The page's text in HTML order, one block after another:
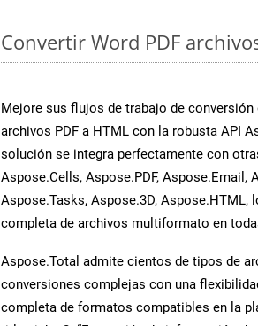
Convertir Word PDF
Mejore sus flujos de trabajo de
archivos PDF a HTML con la robusta API
solución se integra perfectamente con
Aspose.Cells, Aspose.PDF, Aspose.Email,
Aspose.Tasks, Aspose.3D, Aspose.HTML,
completa de archivos multiformato en
Aspose.Total admite cientos de tipos de
conversiones complejas con una
completa de formatos compatibles en la